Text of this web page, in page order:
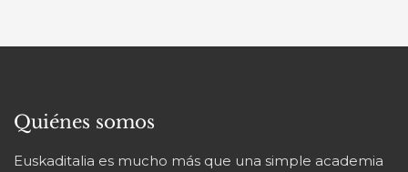
675,00 €
Quiénes somos
Euskaditalia es mucho más que una simple academia